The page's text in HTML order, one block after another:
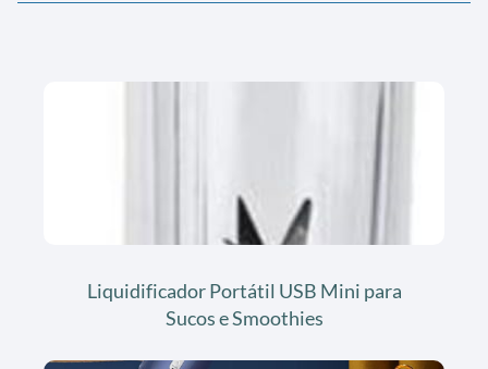
Liquidificador Portátil USB Mini para
Sucos e Smoothies